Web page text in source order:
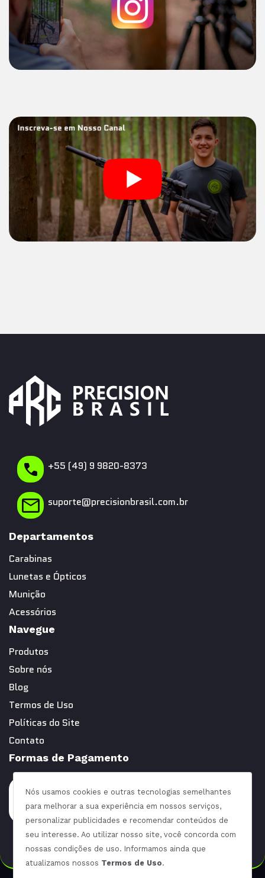
Nós usamos cookies e outras tecnologias semelhantes
para melhorar a sua experiência em nossos serviços,
personalizar publicidades e recomendar conteúdos de
seu interesse. Ao utilizar nosso site, você concorda com
nossas condições de uso. Informamos ainda que
atualizamos nossos Termos de Uso.
+55 (49) 9 9820-8373
suporte@precisionbrasil.com.br
Departamentos
Carabinas
Lunetas e Ópticos
Munição
Acessórios
Navegue
Produtos
Sobre nós
Blog
Termos de Uso
Políticas do Site
Contato
Formas de Pagamento